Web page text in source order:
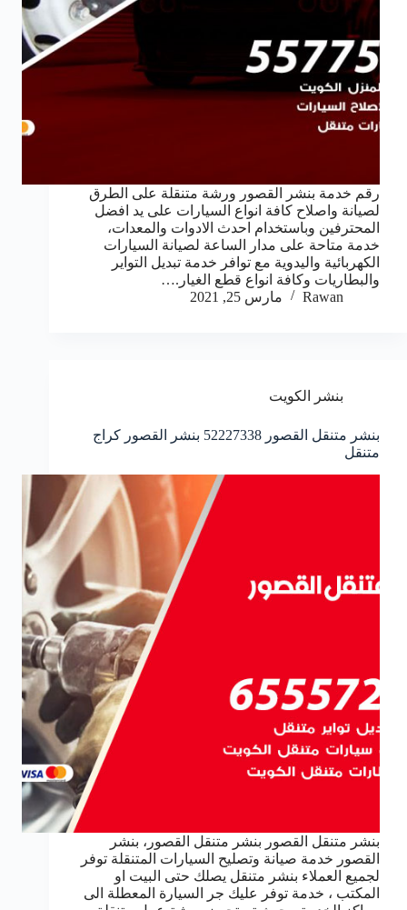
رقم خدمة بنشر القصور ورشة متنقلة على الطرق
لصيانة واصلاح كافة انواع السيارات على يد افضل
المحترفين وباستخدام احدث الادوات والمعدات،
خدمة متاحة على مدار الساعة لصيانة السيارات
الكهربائية واليدوية مع توافر خدمة تبديل التواير
والبطاريات وكافة انواع قطع الغيار.…
Rawan
مارس 25, 2021
بنشر الكويت
بنشر متنقل القصور 52227338 بنشر القصور كراج
متنقل
بنشر متنقل القصور بنشر متنقل القصور، بنشر
القصور خدمة صيانة وتصليح السيارات المتنقلة توفر
لجميع العملاء بنشر متنقل يصلك حتى البيت او
المكتب ، خدمة توفر عليك جر السيارة المعطلة الى